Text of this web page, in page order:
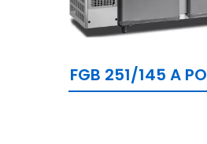
FGB 251/145 A PO